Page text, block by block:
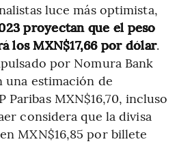
luce más optimista,
proyectan que el peso
los MXN$17,66 por dólar.
por Nomura Bank
estimación de
Paribas MXN$16,70, incluso
considera que la divisa
MXN$16,85 por billete